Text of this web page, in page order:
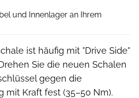
und Innenlager an Ihrem
ist häufig mit "Drive Side"
Sie die neuen Schalen
gegen die
mit Kraft fest (35–50 Nm).